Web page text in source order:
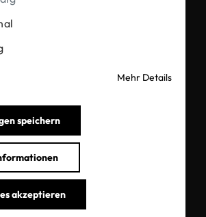
Mehr Details
speichern
akzeptieren
MADE IN
gelabeltes
entschieden